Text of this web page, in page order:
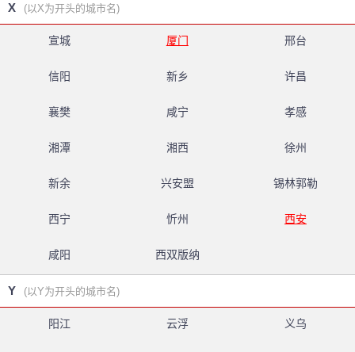
X (以X为开头的城市名)
宣城 厦门 邢台
信阳 新乡 许昌
襄樊 咸宁 孝感
湘潭 湘西 徐州
新余 兴安盟 锡林郭勒
西宁 忻州 西安
咸阳 西双版纳
Y (以Y为开头的城市名)
阳江 云浮 义乌